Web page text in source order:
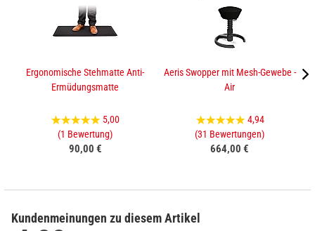
Ergonomische Stehmatte Anti-
Ermüdungsmatte
5,00
(1 Bewertung)
90,00 €
Aeris Swopper mit Mesh-Gewebe -
Air
4,94
(31 Bewertungen)
664,00 €
Kundenmeinungen zu diesem Artikel